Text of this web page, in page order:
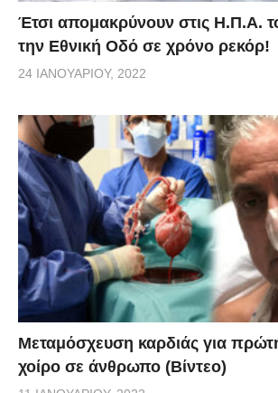
Έτσι απομακρύνουν στις Η.Π.Α.
την Εθνική Οδό σε χρόνο ρεκόρ!
24 ΙΑΝΟΥΑΡΊΟΥ, 2022
Μεταμόσχευση καρδιάς για
χοίρο σε άνθρωπο (Βίντεο)